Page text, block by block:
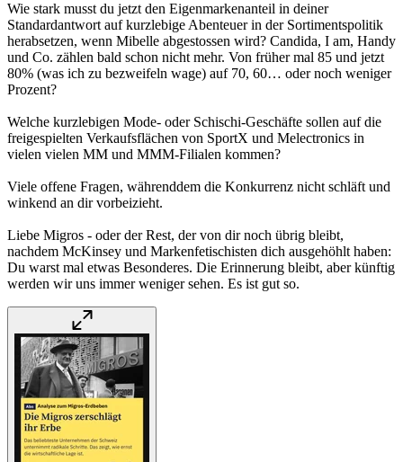
Wie stark musst du jetzt den Eigenmarkenanteil in deiner
Standardantwort auf kurzlebige Abenteuer in der Sortimentspolitik
herabsetzen, wenn Mibelle abgestossen wird? Candida, I am, Handy
und Co. zählen bald schon nicht mehr. Von früher mal 85 und jetzt
80% (was ich zu bezweifeln wage) auf 70, 60… oder noch weniger
Prozent?
Welche kurzlebigen Mode- oder Schischi-Geschäfte sollen auf die
freigespielten Verkaufsflächen von SportX und Melectronics in
vielen vielen MM und MMM-Filialen kommen?
Viele offene Fragen, währenddem die Konkurrenz nicht schläft und
winkend an dir vorbeizieht.
Liebe Migros - oder der Rest, der von dir noch übrig bleibt,
nachdem McKinsey und Markenfetischisten dich ausgehöhlt haben:
Du warst mal etwas Besonderes. Die Erinnerung bleibt, aber künftig
werden wir uns immer weniger sehen. Es ist gut so.